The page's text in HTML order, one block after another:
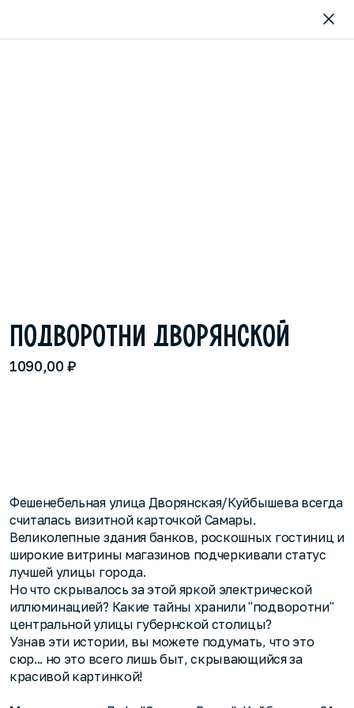
ПОДВОРОТНИ ДВОРЯНСКОЙ
1090,00 ₽
Фешенебельная улица Дворянская/Куйбышева всегда
считалась визитной карточкой Самары.
Великолепные здания банков, роскошных гостиниц и
широкие витрины магазинов подчеркивали статус
лучшей улицы города.
Но что скрывалось за этой яркой электрической
иллюминацией? Какие тайны хранили "подворотни"
центральной улицы губернской столицы?
Узнав эти истории, вы можете подумать, что это
сюр... но это всего лишь быт, скрывающийся за
красивой картинкой!